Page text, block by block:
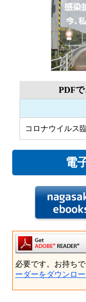
PDF
コロナウイルス
電
必要です。お持ち
ーダーをダウンロ